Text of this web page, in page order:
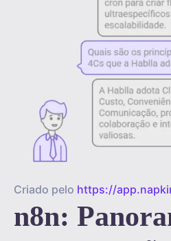
Criado pelo https://
n8n: